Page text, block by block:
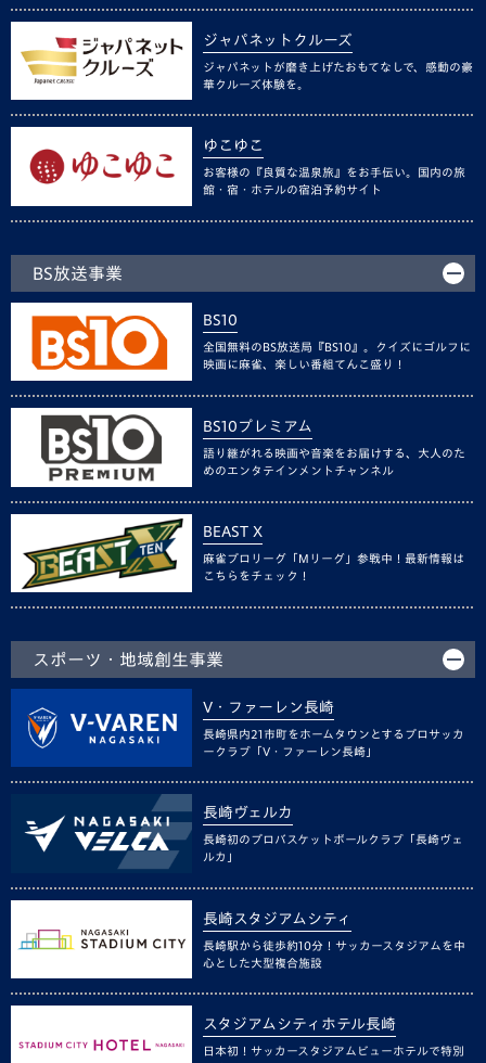
ジャパネットクルーズ
ジャパネットが磨き上げたおもてなしで、感動の豪
華クルーズ体験を。
ゆこゆこ
お客様の『良質な温泉旅』をお手伝い。国内の旅
館・宿・ホテルの宿泊予約サイト
BS放送事業
BS10
全国無料のBS放送局『BS10』。クイズにゴルフに
映画に麻雀、楽しい番組てんこ盛り！
BS10プレミアム
語り継がれる映画や音楽をお届けする、大人のた
めのエンタテインメントチャンネル
BEAST X
麻雀プロリーグ「Mリーグ」参戦中！最新情報は
こちらをチェック！
スポーツ・地域創生事業
V・ファーレン長崎
長崎県内21市町をホームタウンとするプロサッカ
ークラブ「V・ファーレン長崎」
長崎ヴェルカ
長崎初のプロバスケットボールクラブ「長崎ヴェ
ルカ」
長崎スタジアムシティ
長崎駅から徒歩約10分！サッカースタジアムを中
心とした大型複合施設
スタジアムシティホテル長崎
日本初！サッカースタジアムビューホテルで特別